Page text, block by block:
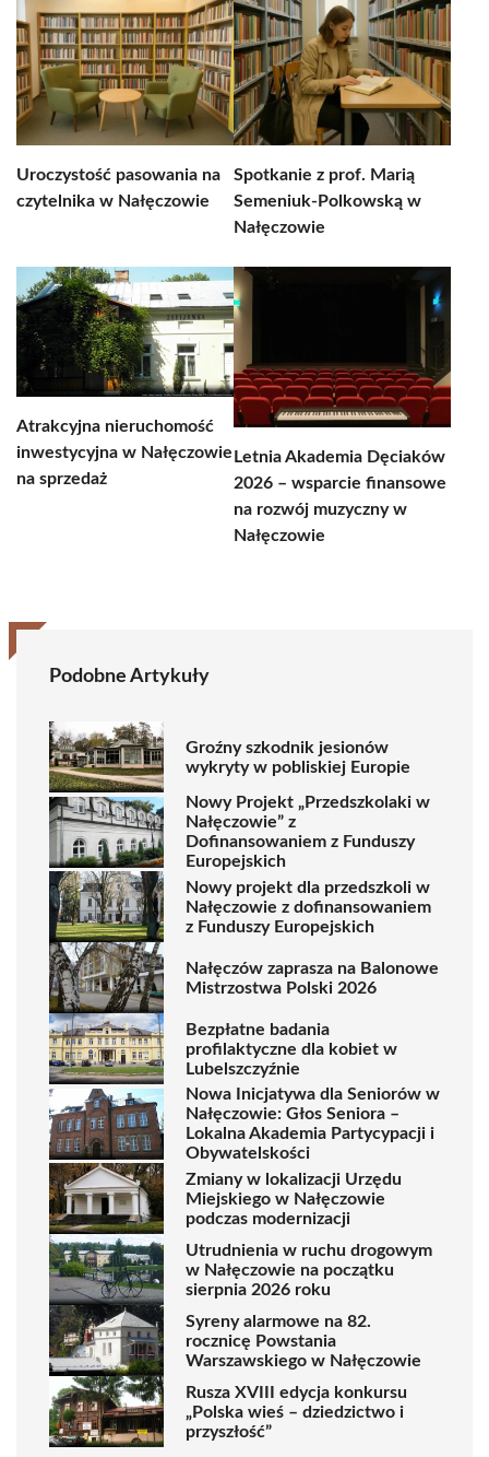
Uroczystość pasowania na
czytelnika w Nałęczowie
Spotkanie z prof. Marią
Semeniuk-Polkowską w
Nałęczowie
Atrakcyjna nieruchomość
inwestycyjna w Nałęczowie
na sprzedaż
Letnia Akademia Dęciaków
2026 – wsparcie finansowe
na rozwój muzyczny w
Nałęczowie
Podobne Artykuły
Groźny szkodnik jesionów
wykryty w pobliskiej Europie
Nowy Projekt „Przedszkolaki w
Nałęczowie” z
Dofinansowaniem z Funduszy
Europejskich
Nowy projekt dla przedszkoli w
Nałęczowie z dofinansowaniem
z Funduszy Europejskich
Nałęczów zaprasza na Balonowe
Mistrzostwa Polski 2026
Bezpłatne badania
profilaktyczne dla kobiet w
Lubelszczyźnie
Nowa Inicjatywa dla Seniorów w
Nałęczowie: Głos Seniora –
Lokalna Akademia Partycypacji i
Obywatelskości
Zmiany w lokalizacji Urzędu
Miejskiego w Nałęczowie
podczas modernizacji
Utrudnienia w ruchu drogowym
w Nałęczowie na początku
sierpnia 2026 roku
Syreny alarmowe na 82.
rocznicę Powstania
Warszawskiego w Nałęczowie
Rusza XVIII edycja konkursu
„Polska wieś – dziedzictwo i
przyszłość”